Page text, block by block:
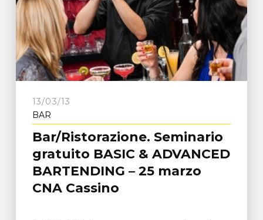
13/03/13
BAR
Bar/Ristorazione. Seminario
gratuito BASIC & ADVANCED
BARTENDING – 25 marzo
CNA Cassino